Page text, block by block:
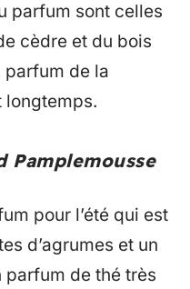
parfum sont celles
cèdre et du bois
parfum de la
longtemps.
Pamplemousse
pour l’été qui est
d’agrumes et un
parfum de thé très